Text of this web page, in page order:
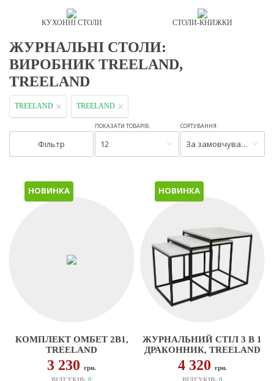
КУХОННІ СТОЛИ СТОЛИ-КНИЖКИ
ЖУРНАЛЬНІ СТОЛИ:
ВИРОБНИК TREELAND,
TREELAND
TREELAND TREELAND
Фільтр
ПОКАЗАТИ ТОВАРІВ:
12
СОРТУВАННЯ:
За замовчуванням
НОВИНКА
КОМПЛЕКТ ОМБЕТ 2В1,
TREELAND
3 230грн.
НОВИНКА
ЖУРНАЛЬНИЙ СТІЛ 3 В 1
ДРАКОННИК, TREELAND
4 320 грн.